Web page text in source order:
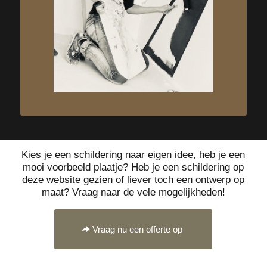
Kies je een schildering naar eigen idee, heb je een
mooi voorbeeld plaatje? Heb je een schildering op
deze website gezien of liever toch een ontwerp op
maat? Vraag naar de vele mogelijkheden!
Vraag nu een offerte op